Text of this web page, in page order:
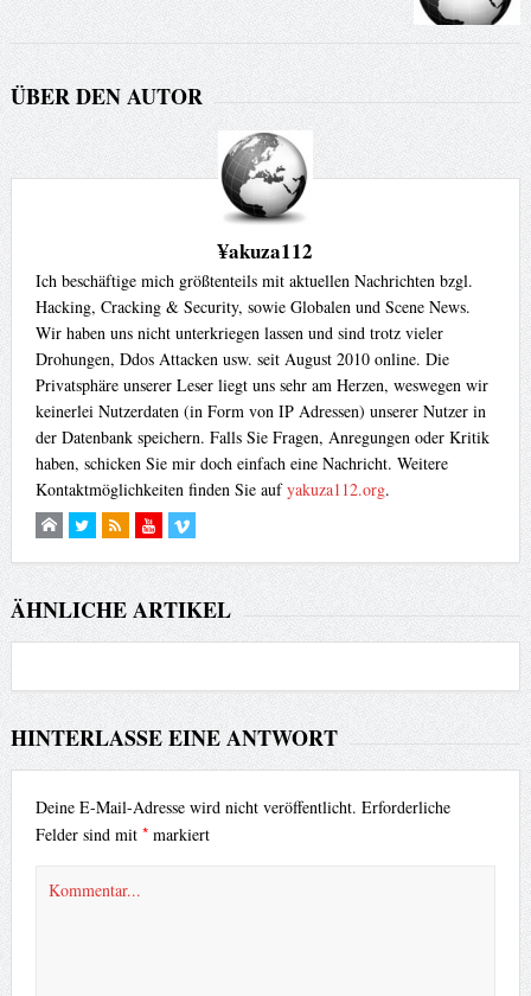
ÜBER DEN AUTOR
¥akuza112
Ich beschäftige mich größtenteils mit aktuellen Nachrichten bzgl.
Hacking, Cracking & Security, sowie Globalen und Scene News.
Wir haben uns nicht unterkriegen lassen und sind trotz vieler
Drohungen, Ddos Attacken usw. seit August 2010 online. Die
Privatsphäre unserer Leser liegt uns sehr am Herzen, weswegen wir
keinerlei Nutzerdaten (in Form von IP Adressen) unserer Nutzer in
der Datenbank speichern. Falls Sie Fragen, Anregungen oder Kritik
haben, schicken Sie mir doch einfach eine Nachricht. Weitere
Kontaktmöglichkeiten finden Sie aufyakuza112.org.
ÄHNLICHE ARTIKEL
HINTERLASSE EINE ANTWORT
Deine E-Mail-Adresse wird nicht veröffentlicht. Erforderliche
Felder sind mit *markiert